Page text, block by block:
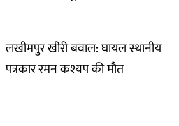
लखीमपुर खीरी बवाल: घायल स्थानीय
पत्रकार रमन कश्यप की मौत